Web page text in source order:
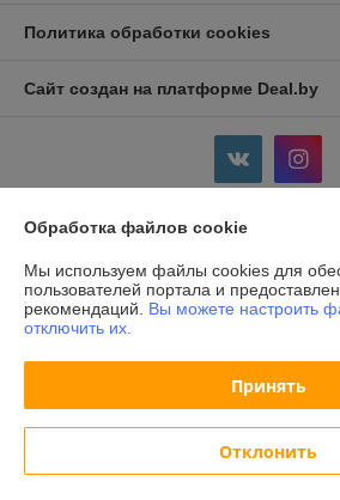
Политика обработки cookies
Сайт создан на платформе Deal.by
Индивидуальный предприниматель:ИП
Викторович
г. Гродно, ул. Ожешко, д.49, кв. 2.
Регистрационный номер ЕГР: 500486711
Регистрационный орган: Администрация
Дата регистрации компании: 27.11.2000
Обработка файлов cookie
Мы используем файлы cookies для
пользователей портала и
рекомендаций. Вы можете настроить
отключить их.
Принять
Отклонить